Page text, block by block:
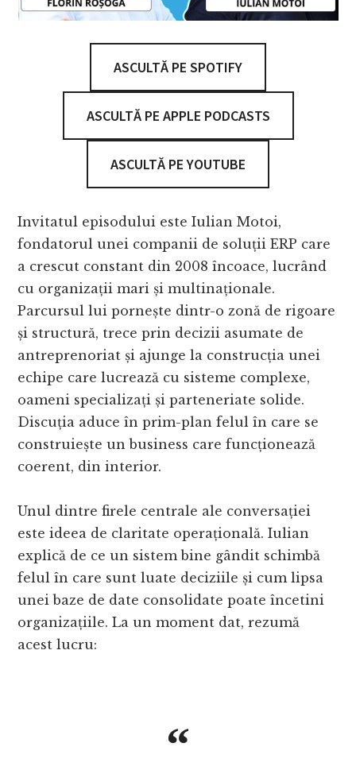
ASCULTĂ PE SPOTIFY
ASCULTĂ PE APPLE PODCASTS
ASCULTĂ PE YOUTUBE
Invitatul episodului este Iulian Motoi,
fondatorul unei companii de soluții ERP care
a crescut constant din 2008 încoace, lucrând
cu organizații mari și multinaționale.
Parcursul lui pornește dintr-o zonă de rigoare
și structură, trece prin decizii asumate de
antreprenoriat și ajunge la construcția unei
echipe care lucrează cu sisteme complexe,
oameni specializați și parteneriate solide.
Discuția aduce în prim-plan felul în care se
construiește un business care funcționează
coerent, din interior.
Unul dintre firele centrale ale conversației
este ideea de claritate operațională. Iulian
explică de ce un sistem bine gândit schimbă
felul în care sunt luate deciziile și cum lipsa
unei baze de date consolidate poate încetini
organizațiile. La un moment dat, rezumă
acest lucru: